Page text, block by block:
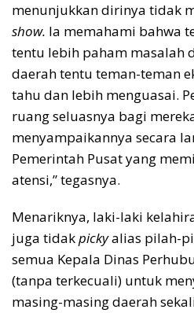
menunjukkan dirinya tidak
show. Ia memahami bahwa
tentu lebih paham masalah
daerah tentu teman-teman
tahu dan lebih menguasai.
ruang seluasnya bagi
menyampaikannya secara
Pemerintah Pusat yang
atensi,” tegasnya.
Menariknya, laki-laki
juga tidakpickyalias pilah-
semua Kepala Dinas
(tanpa terkecuali) untuk
masing-masing daerah